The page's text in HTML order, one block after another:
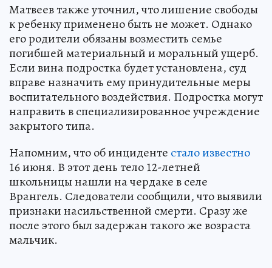
Матвеев также уточнил, что лишение свободы
к ребенку применено быть не может. Однако
его родители обязаны возместить семье
погибшей материальный и моральный ущерб.
Если вина подростка будет установлена, суд
вправе назначить ему принудительные меры
воспитательного воздействия. Подростка могут
направить в специализированное учреждение
закрытого типа.
Напомним, что об инциденте стало известно
16 июня. В этот день тело 12-летней
школьницы нашли на чердаке в селе
Врангель. Следователи сообщили, что выявили
признаки насильственной смерти. Сразу же
после этого был задержан такого же возраста
мальчик.